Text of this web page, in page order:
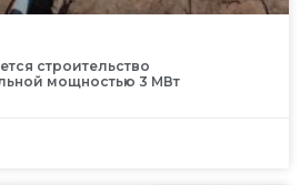
строительство
мощностью 3 МВт